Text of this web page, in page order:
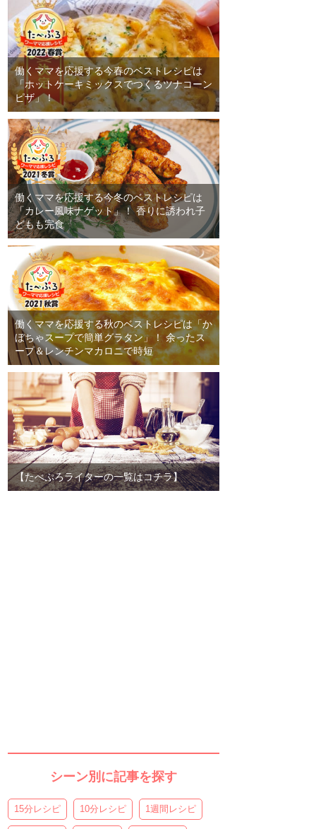
働くママを応援する今春のベストレシピは
「ホットケーキミックスでつくるツナコーン
ピザ」！
働くママを応援する今冬のベストレシピは
「カレー風味ナゲット」！ 香りに誘われ子
どもも完食
働くママを応援する秋のベストレシピは「か
ぼちゃスープで簡単グラタン」！ 余ったス
ープ＆レンチンマカロニで時短
【たべぷろライターの一覧はコチラ】
シーン別に記事を探す
15分レシピ 10分レシピ 1週間レシピ